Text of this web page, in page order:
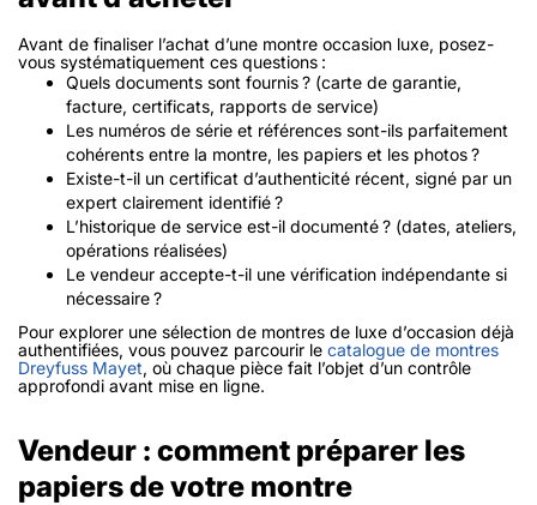
Avant de finaliser l’achat d’une montre occasion luxe, posez-
vous systématiquement ces questions :
Quels documents sont fournis ? (carte de garantie,
facture, certificats, rapports de service)
Les numéros de série et références sont-ils parfaitement
cohérents entre la montre, les papiers et les photos ?
Existe-t-il un certificat d’authenticité récent, signé par un
expert clairement identifié ?
L’historique de service est-il documenté ? (dates, ateliers,
opérations réalisées)
Le vendeur accepte-t-il une vérification indépendante si
nécessaire ?
Pour explorer une sélection de montres de luxe d’occasion déjà
authentifiées, vous pouvez parcourir le catalogue de montres
Dreyfuss Mayet, où chaque pièce fait l’objet d’un contrôle
approfondi avant mise en ligne.
Vendeur : comment préparer les
papiers de votre montre